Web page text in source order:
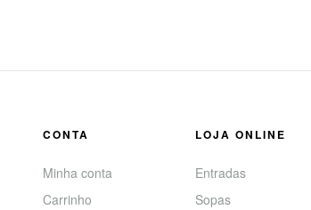
CONTA
Minha conta
Carrinho
LOJA ONLINE
Entradas
Sopas